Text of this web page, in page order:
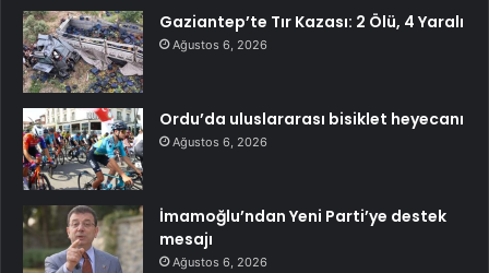
Gaziantep’te Tır Kazası: 2 Ölü, 4 Yaralı
Ağustos 6, 2026
Ordu’da uluslararası bisiklet heyecanı
Ağustos 6, 2026
İmamoğlu’ndan Yeni Parti’ye destek
mesajı
Ağustos 6, 2026